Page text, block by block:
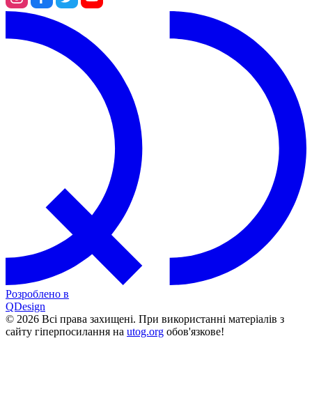
Розроблено в
QDesign
© 2026 Всі права захищені. При використанні матеріалів з
сайту гіперпосилання на utog.org обов'язкове!